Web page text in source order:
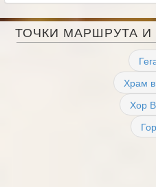
ТОЧКИ МАРШРУТА
Храм
Хор